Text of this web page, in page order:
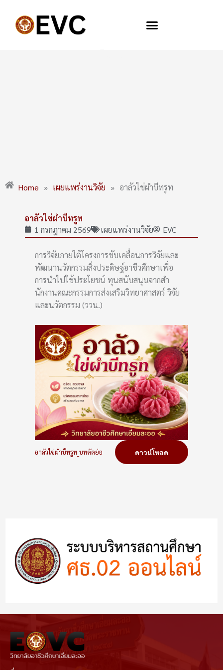
content
Home » เผยแพร่งานวิจัย » อาลัวไข่ผำบีทรูท
อาลัวไข่ผำบีทรูท
1 กรกฎาคม 2569
เผยแพร่งานวิจัย EVC
การวิจัยภายใต้โครงการขับเคลื่อนการวิจัยและ
พัฒนานวัตกรรมสิ่งประดิษฐ์อาชีวศึกษาเพื่อ
การนำไปใช้ประโยชน์ ทุนสนับสนุนจากสํา
นักงานคณะกรรมการส่งเสริมวิทยาศาสตร์ วิจัย
และนวัตกรรม (ววน.)
อาลัวไข่ผำบีทรูท_บทคัดย่อ ดาวน์โหลด